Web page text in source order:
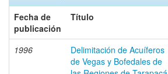
Fecha de
publicación
Título
1996
Delimitación de Acuíferos
de Vegas y Bofedales de